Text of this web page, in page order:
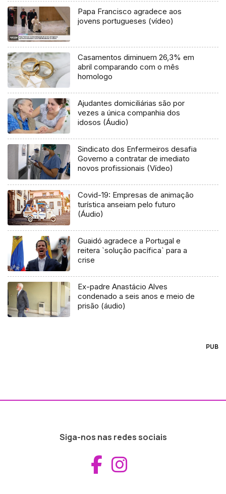
Papa Francisco agradece aos
jovens portugueses (vídeo)
Casamentos diminuem 26,3% em
abril comparando com o mês
homologo
Ajudantes domiciliárias são por
vezes a única companhia dos
idosos (Áudio)
Sindicato dos Enfermeiros desafia
Governo a contratar de imediato
novos profissionais (Vídeo)
Covid-19: Empresas de animação
turística anseiam pelo futuro
(Áudio)
Guaidó agradece a Portugal e
reitera `solução pacífica` para a
crise
Ex-padre Anastácio Alves
condenado a seis anos e meio de
prisão (áudio)
PUB
Siga-nos nas redes sociais
Aceder ao